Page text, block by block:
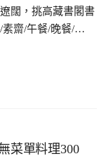
闊，挑高藏書閣書
素齋/午餐/晚餐/…
菜單料理300